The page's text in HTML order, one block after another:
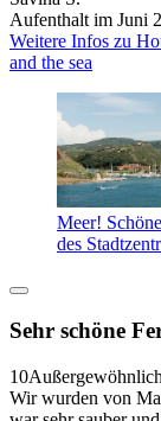
Aufenthalt im Juni
Weitere Infos zu
and the sea
Meer!
des
Sehr schöne
10Außergewöhnlich
Wir wurden von